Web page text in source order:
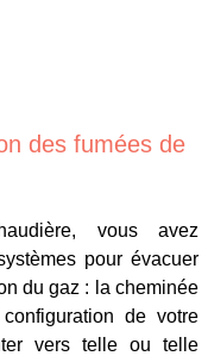
des fumées de
vous avez
pour évacuer
du gaz : la cheminée
de votre
vers telle ou telle